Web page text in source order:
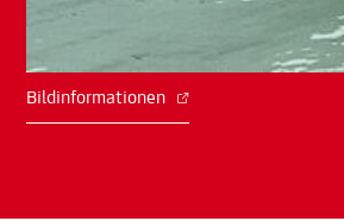
Bildinformationen